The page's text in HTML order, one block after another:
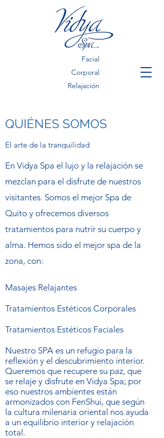
Facial
Corporal
Relajación
QUIÉNES SOMOS
El arte de la tranquilidad
En Vidya Spa el lujo y la relajación se
mezclan para el disfrute de nuestros
visitantes. Somos el mejor Spa de
Quito y ofrecemos diversos
tratamientos para nutrir su cuerpo y
alma. Hemos sido el mejor spa de la
zona, con:
Masajes Relajantes
Tratamientos Estéticos Corporales
Tratamientos Estéticos Faciales
Nuestro SPA es un refugio para la
reflexión y el descubrimiento interior.
Queremos que recupere su paz, que
se relaje y disfrute en Vidya Spa; por
eso nuestros ambientes están
armonizados con FenShui, que según
la cultura milenaria oriental nos ayuda
a un equilibrio interior y relajación
total.